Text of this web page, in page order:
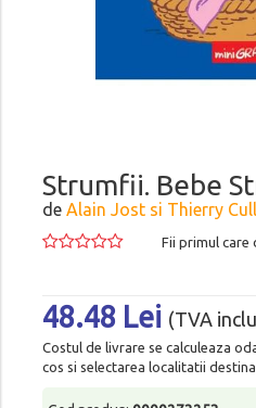
Strumfii. Bebe
de Alain Jost si Thierry
Fii primul care
48.48 Lei (TVA
Costul de livrare se calculeaza
cos si selectarea localitatii